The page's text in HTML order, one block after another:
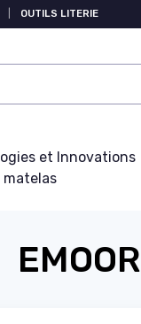
OUTILS LITERIE
et Innovations
matelas
EMOOR